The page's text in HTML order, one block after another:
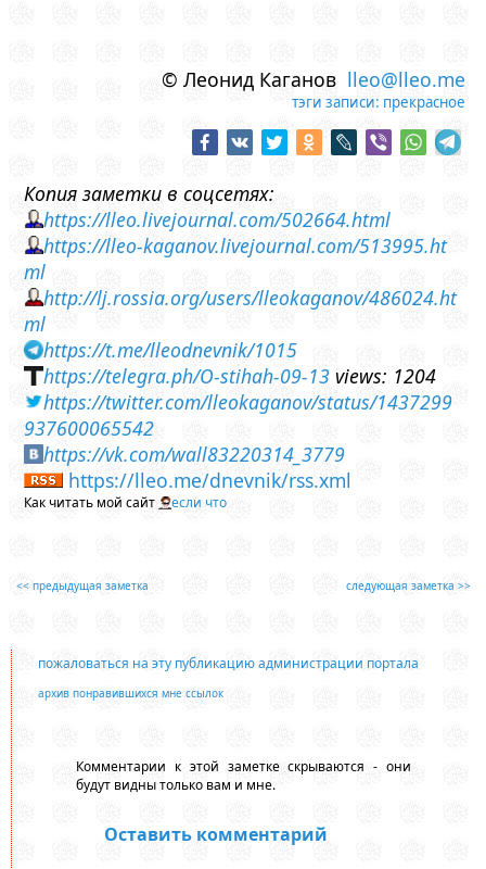
© Леонид Каганов lleo@lleo.me
тэги записи: прекрасное
Копия заметки в соцсетях:
https://lleo.livejournal.com/502664.html
https://lleo-kaganov.livejournal.com/513995.ht
ml
http://lj.rossia.org/users/lleokaganov/486024.ht
ml
https://t.me/lleodnevnik/1015
https://telegra.ph/O-stihah-09-13 views: 1204
https://twitter.com/lleokaganov/status/1437299
937600065542
https://vk.com/wall83220314_3779
https://lleo.me/dnevnik/rss.xml
Как читать мой сайт если что
<< предыдущая заметка следующая заметка >>
пожаловаться на эту публикацию администрации портала
архив понравившихся мне ссылок
Комментарии к этой заметке скрываются - они
будут видны только вам и мне.
Оставить комментарий